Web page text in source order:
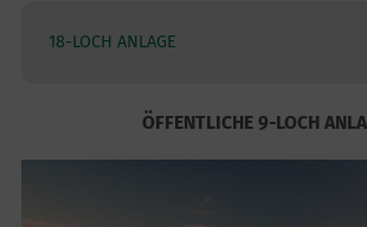
18-LOCH ANLAGE
ÖFFENTLICHE 9-LOCH